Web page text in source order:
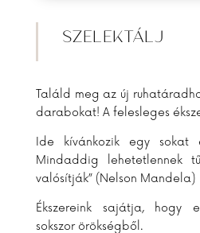
SZELEKTÁLJ
Találd meg az új
darabokat! A felesleges
Ide kívánkozik egy sokat
Mindaddig lehetetlennek
valósítják” (Nelson Mandela)
Ékszereink sajátja, hogy
sokszor örökségből.